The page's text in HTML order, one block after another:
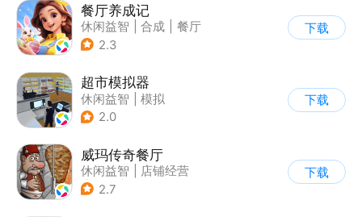
餐厅养成记
休闲益智 合成
餐厅
| 清新
2.3
下载
超市模拟器
休闲益智
模拟
| 文字游戏
2.0
下载
威玛传奇餐厅
休闲益智
店铺经营
| 美食
2.7
下载